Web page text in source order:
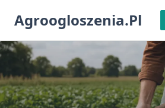
Agroogloszenia.pl